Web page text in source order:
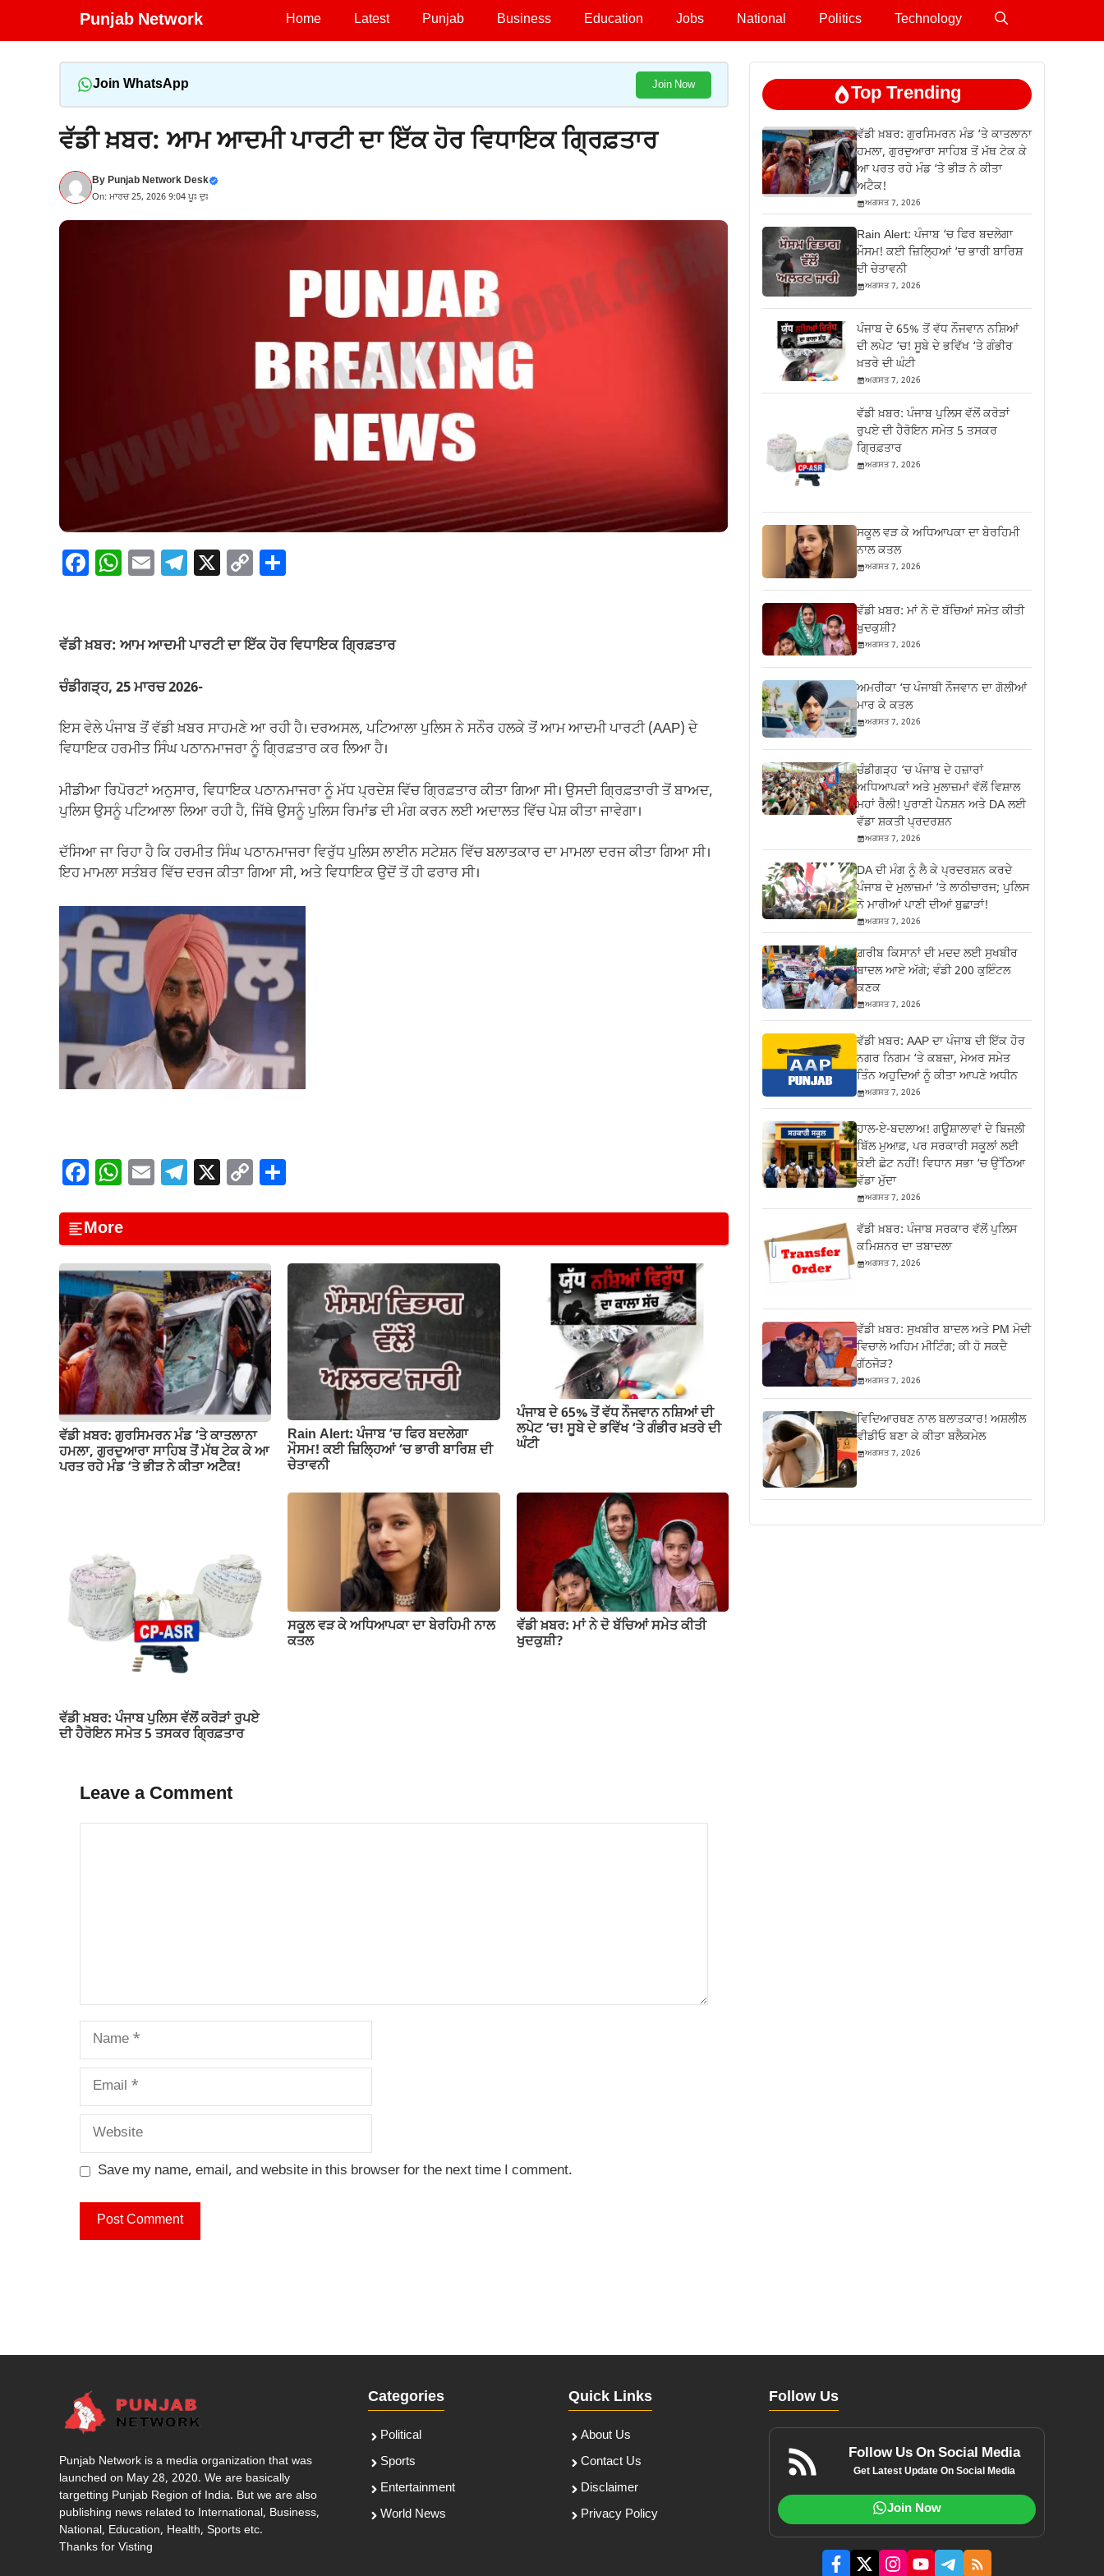
Punjab Network Home Latest Punjab Business Education Jobs National Politics Technology
Join WhatsApp Join Now
ਵੱਡੀ ਖ਼ਬਰ: ਆਮ ਆਦਮੀ ਪਾਰਟੀ ਦਾ ਇੱਕ ਹੋਰ ਵਿਧਾਇਕ ਗ੍ਰਿਫ਼ਤਾਰ
ByPunjab Network Desk
On: ਮਾਰਚ 25, 2026 9:04 ਪੂਃ ਦੁਃ
F
e
o
o
k
W
s
p
p
E T
gr
m
X C
y
k
e
ਵੱਡੀ ਖ਼ਬਰ: ਆਮ ਆਦਮੀ ਪਾਰਟੀ ਦਾ ਇੱਕ ਹੋਰ ਵਿਧਾਇਕ ਗ੍ਰਿਫ਼ਤਾਰ
ਚੰਡੀਗੜ੍ਹ, 25 ਮਾਰਚ 2026-
ਇਸ ਵੇਲੇ ਪੰਜਾਬ ਤੋਂ ਵੱਡੀ ਖ਼ਬਰ ਸਾਹਮਣੇ ਆ ਰਹੀ ਹੈ। ਦਰਅਸਲ, ਪਟਿਆਲਾ ਪੁਲਿਸ ਨੇ ਸਨੌਰ ਹਲਕੇ ਤੋਂ ਆਮ ਆਦਮੀ ਪਾਰਟੀ (AAP) ਦੇ
ਵਿਧਾਇਕ ਹਰਮੀਤ ਸਿੰਘ ਪਠਾਨਮਾਜਰਾ ਨੂੰ ਗ੍ਰਿਫ਼ਤਾਰ ਕਰ ਲਿਆ ਹੈ।
ਮੀਡੀਆ ਰਿਪੋਰਟਾਂ ਅਨੁਸਾਰ, ਵਿਧਾਇਕ ਪਠਾਨਮਾਜਰਾ ਨੂੰ ਮੱਧ ਪ੍ਰਦੇਸ਼ ਵਿੱਚ ਗ੍ਰਿਫ਼ਤਾਰ ਕੀਤਾ ਗਿਆ ਸੀ। ਉਸਦੀ ਗ੍ਰਿਫ਼ਤਾਰੀ ਤੋਂ ਬਾਅਦ,
ਪੁਲਿਸ ਉਸਨੂੰ ਪਟਿਆਲਾ ਲਿਆ ਰਹੀ ਹੈ, ਜਿੱਥੇ ਉਸਨੂੰ ਪੁਲਿਸ ਰਿਮਾਂਡ ਦੀ ਮੰਗ ਕਰਨ ਲਈ ਅਦਾਲਤ ਵਿੱਚ ਪੇਸ਼ ਕੀਤਾ ਜਾਵੇਗਾ।
ਦੱਸਿਆ ਜਾ ਰਿਹਾ ਹੈ ਕਿ ਹਰਮੀਤ ਸਿੰਘ ਪਠਾਨਮਾਜਰਾ ਵਿਰੁੱਧ ਪੁਲਿਸ ਲਾਈਨ ਸਟੇਸ਼ਨ ਵਿੱਚ ਬਲਾਤਕਾਰ ਦਾ ਮਾਮਲਾ ਦਰਜ ਕੀਤਾ ਗਿਆ ਸੀ।
ਇਹ ਮਾਮਲਾ ਸਤੰਬਰ ਵਿੱਚ ਦਰਜ ਕੀਤਾ ਗਿਆ ਸੀ, ਅਤੇ ਵਿਧਾਇਕ ਉਦੋਂ ਤੋਂ ਹੀ ਫਰਾਰ ਸੀ।
F
c
e
b
o
o
k
W
at
s
A
p
p
E T
gr
a
m
X C
y
Li
n
k
e
More
ਵੱਡੀ ਖ਼ਬਰ: ਗੁਰਸਿਮਰਨ ਮੰਡ ‘ਤੇ ਕਾਤਲਾਨਾ
ਹਮਲਾ, ਗੁਰਦੁਆਰਾ ਸਾਹਿਬ ਤੋਂ ਮੱਥ ਟੇਕ ਕੇ ਆ
ਪਰਤ ਰਹੇ ਮੰਡ ‘ਤੇ ਭੀੜ ਨੇ ਕੀਤਾ ਅਟੈਕ!
Rain Alert: ਪੰਜਾਬ ‘ਚ ਫਿਰ ਬਦਲੇਗਾ
ਮੌਸਮ! ਕਈ ਜ਼ਿਲ੍ਹਿਆਂ ‘ਚ ਭਾਰੀ ਬਾਰਿਸ਼ ਦੀ
ਚੇਤਾਵਨੀ
ਪੰਜਾਬ ਦੇ 65% ਤੋਂ ਵੱਧ ਨੌਜਵਾਨ ਨਸ਼ਿਆਂ ਦੀ
ਲਪੇਟ ‘ਚ! ਸੂਬੇ ਦੇ ਭਵਿੱਖ ‘ਤੇ ਗੰਭੀਰ ਖ਼ਤਰੇ ਦੀ
ਘੰਟੀ
ਵੱਡੀ ਖ਼ਬਰ: ਪੰਜਾਬ ਪੁਲਿਸ ਵੱਲੋਂ ਕਰੋੜਾਂ ਰੁਪਏ
ਦੀ ਹੈਰੋਇਨ ਸਮੇਤ 5 ਤਸਕਰ ਗ੍ਰਿਫ਼ਤਾਰ
ਸਕੂਲ ਵੜ ਕੇ ਅਧਿਆਪਕਾ ਦਾ ਬੇਰਹਿਮੀ ਨਾਲ
ਕਤਲ
ਵੱਡੀ ਖ਼ਬਰ: ਮਾਂ ਨੇ ਦੋ ਬੱਚਿਆਂ ਸਮੇਤ ਕੀਤੀ
ਖੁਦਕੁਸ਼ੀ?
Leave a Comment
Name
Email
Website
Save my name, email, and website in this browser for the next time I comment.
Top Trending
ਵੱਡੀ ਖ਼ਬਰ: ਗੁਰਸਿਮਰਨ ਮੰਡ ‘ਤੇ ਕਾਤਲਾਨਾ
ਹਮਲਾ, ਗੁਰਦੁਆਰਾ ਸਾਹਿਬ ਤੋਂ ਮੱਥ ਟੇਕ ਕੇ
ਆ ਪਰਤ ਰਹੇ ਮੰਡ ‘ਤੇ ਭੀੜ ਨੇ ਕੀਤਾ
ਅਟੈਕ!
ਅਗਸਤ 7, 2026
Rain Alert: ਪੰਜਾਬ ‘ਚ ਫਿਰ ਬਦਲੇਗਾ
ਮੌਸਮ! ਕਈ ਜ਼ਿਲ੍ਹਿਆਂ ‘ਚ ਭਾਰੀ ਬਾਰਿਸ਼
ਦੀ ਚੇਤਾਵਨੀ
ਅਗਸਤ 7, 2026
ਪੰਜਾਬ ਦੇ 65% ਤੋਂ ਵੱਧ ਨੌਜਵਾਨ ਨਸ਼ਿਆਂ
ਦੀ ਲਪੇਟ ‘ਚ! ਸੂਬੇ ਦੇ ਭਵਿੱਖ ‘ਤੇ ਗੰਭੀਰ
ਖ਼ਤਰੇ ਦੀ ਘੰਟੀ
ਅਗਸਤ 7, 2026
ਵੱਡੀ ਖ਼ਬਰ: ਪੰਜਾਬ ਪੁਲਿਸ ਵੱਲੋਂ ਕਰੋੜਾਂ
ਰੁਪਏ ਦੀ ਹੈਰੋਇਨ ਸਮੇਤ 5 ਤਸਕਰ
ਗ੍ਰਿਫ਼ਤਾਰ
ਅਗਸਤ 7, 2026
ਸਕੂਲ ਵੜ ਕੇ ਅਧਿਆਪਕਾ ਦਾ ਬੇਰਹਿਮੀ
ਨਾਲ ਕਤਲ
ਅਗਸਤ 7, 2026
ਵੱਡੀ ਖ਼ਬਰ: ਮਾਂ ਨੇ ਦੋ ਬੱਚਿਆਂ ਸਮੇਤ ਕੀਤੀ
ਖੁਦਕੁਸ਼ੀ?
ਅਗਸਤ 7, 2026
ਅਮਰੀਕਾ ‘ਚ ਪੰਜਾਬੀ ਨੌਜਵਾਨ ਦਾ ਗੋਲੀਆਂ
ਮਾਰ ਕੇ ਕਤਲ
ਅਗਸਤ 7, 2026
ਚੰਡੀਗੜ੍ਹ ‘ਚ ਪੰਜਾਬ ਦੇ ਹਜ਼ਾਰਾਂ
ਅਧਿਆਪਕਾਂ ਅਤੇ ਮੁਲਾਜ਼ਮਾਂ ਵੱਲੋਂ ਵਿਸ਼ਾਲ
ਮਹਾਂ ਰੈਲੀ! ਪੁਰਾਣੀ ਪੈਨਸ਼ਨ ਅਤੇ DA ਲਈ
ਵੱਡਾ ਸ਼ਕਤੀ ਪ੍ਰਦਰਸ਼ਨ
ਅਗਸਤ 7, 2026
DA ਦੀ ਮੰਗ ਨੂੰ ਲੈ ਕੇ ਪ੍ਰਦਰਸ਼ਨ ਕਰਦੇ
ਪੰਜਾਬ ਦੇ ਮੁਲਾਜ਼ਮਾਂ ‘ਤੇ ਲਾਠੀਚਾਰਜ; ਪੁਲਿਸ
ਨੇ ਮਾਰੀਆਂ ਪਾਣੀ ਦੀਆਂ ਬੁਛਾੜਾਂ!
ਅਗਸਤ 7, 2026
ਗ਼ਰੀਬ ਕਿਸਾਨਾਂ ਦੀ ਮਦਦ ਲਈ ਸੁਖਬੀਰ
ਬਾਦਲ ਆਏ ਅੱਗੇ; ਵੰਡੀ 200 ਕੁਇੰਟਲ
ਕਣਕ
ਅਗਸਤ 7, 2026
ਵੱਡੀ ਖ਼ਬਰ: AAP ਦਾ ਪੰਜਾਬ ਦੀ ਇੱਕ ਹੋਰ
ਨਗਰ ਨਿਗਮ ‘ਤੇ ਕਬਜ਼ਾ, ਮੇਅਰ ਸਮੇਤ
ਤਿੰਨ ਅਹੁਦਿਆਂ ਨੂੰ ਕੀਤਾ ਆਪਣੇ ਅਧੀਨ
ਅਗਸਤ 7, 2026
ਹਾਲ-ਏ-ਬਦਲਾਅ! ਗਊਸ਼ਾਲਾਵਾਂ ਦੇ ਬਿਜਲੀ
ਬਿੱਲ ਮੁਆਫ਼, ਪਰ ਸਰਕਾਰੀ ਸਕੂਲਾਂ ਲਈ
ਕੋਈ ਛੋਟ ਨਹੀਂ! ਵਿਧਾਨ ਸਭਾ ‘ਚ ਉੱਠਿਆ
ਵੱਡਾ ਮੁੱਦਾ
ਅਗਸਤ 7, 2026
ਵੱਡੀ ਖ਼ਬਰ: ਪੰਜਾਬ ਸਰਕਾਰ ਵੱਲੋਂ ਪੁਲਿਸ
ਕਮਿਸ਼ਨਰ ਦਾ ਤਬਾਦਲਾ
ਅਗਸਤ 7, 2026
ਵੱਡੀ ਖ਼ਬਰ: ਸੁਖਬੀਰ ਬਾਦਲ ਅਤੇ PM ਮੋਦੀ
ਵਿਚਾਲੇ ਅਹਿਮ ਮੀਟਿੰਗ; ਕੀ ਹੋ ਸਕਦੈ
ਗੱਠਜੋੜ?
ਅਗਸਤ 7, 2026
ਵਿਦਿਆਰਥਣ ਨਾਲ ਬਲਾਤਕਾਰ! ਅਸ਼ਲੀਲ
ਵੀਡੀਓ ਬਣਾ ਕੇ ਕੀਤਾ ਬਲੈਕਮੇਲ
ਅਗਸਤ 7, 2026
Punjab Network is a media organization that was
launched on May 28, 2020. We are basically
targetting Punjab Region of India. But we are also
publishing news related to International, Business,
National, Education, Health, Sports etc.
Thanks for Visting
Categories
Political
Sports
Entertainment
World News
Quick Links
About Us
Contact Us
Disclaimer
Privacy Policy
Follow Us
Follow Us On Social Media
Get Latest Update On Social Media
Join Now